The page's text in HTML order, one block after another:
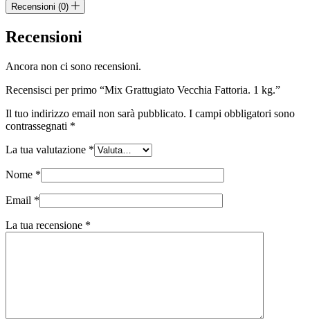
Recensioni (0)
Recensioni
Ancora non ci sono recensioni.
Recensisci per primo “Mix Grattugiato Vecchia Fattoria. 1 kg.”
Il tuo indirizzo email non sarà pubblicato. I campi obbligatori sono
contrassegnati *
La tua valutazione *
Nome *
Email *
La tua recensione *